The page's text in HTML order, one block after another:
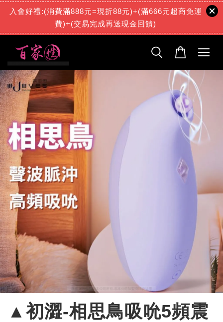
入會好禮:(消費滿888元=現折88元)+(滿666元超商免運
費)+(交易完成再送現金回饋)
▲初澀-相思鳥吸吮5頻震